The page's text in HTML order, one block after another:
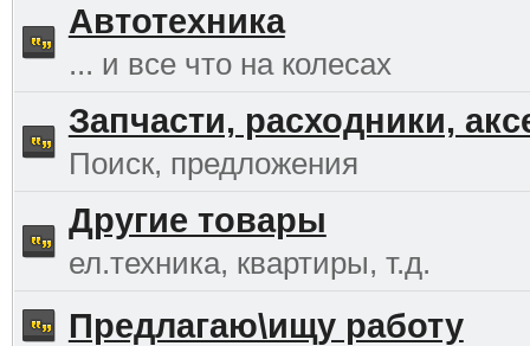
Автотехника
... и все что на колесах
Запчасти, расходники,
Поиск, предложения
Другие товары
ел.техника, квартиры, т.д.
Предлагаю\ищу работу